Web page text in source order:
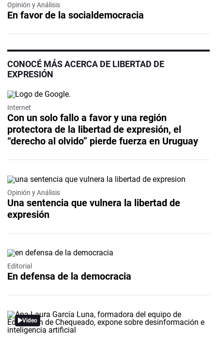
Opinión y Análisis
En favor de la socialdemocracia
CONOCÉ MÁS ACERCA DE LIBERTAD DE
EXPRESIÓN
Internet
Con un solo fallo a favor y una región
protectora de la libertad de expresión, el
“derecho al olvido” pierde fuerza en Uruguay
Opinión y Análisis
Una sentencia que vulnera la libertad de
expresión
Editorial
En defensa de la democracia
Video